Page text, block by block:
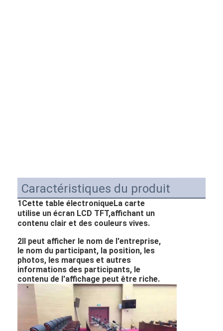
Caractéristiques du produit
1Cette table électroniqueLa carte
utilise un écran LCD TFT,affichant un
contenu clair et des couleurs vives.
2Il peut afficher le nom de l'entreprise,
le nom du participant, la position, les
photos, les marques et autres
informations des participants, le
contenu de l'affichage peut être riche.